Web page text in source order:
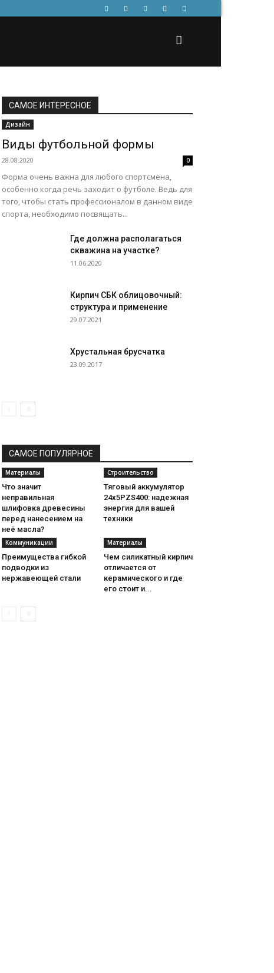
САМОЕ ИНТЕРЕСНОЕ
Дизайн
Виды футбольной формы
28.08.2020 0
Форма очень важна для любого спортсмена,
особенно когда речь заходит о футболе. Ведь для
того, чтобы стать профессионалом в данном виде
спорта, необходимо посвящать...
Где должна располагаться
скважина на участке?
11.06.2020
Кирпич СБК облицовочный:
структура и применение
29.07.2021
Хрустальная брусчатка
23.09.2017
САМОЕ ПОПУЛЯРНОЕ
Материалы
Что значит
неправильная
шлифовка древесины
перед нанесением на
неё масла?
Строительство
Тяговый аккумулятор
24х5PZS400: надежная
энергия для вашей
техники
Коммуникации
Преимущества гибкой
подводки из
нержавеющей стали
Материалы
Чем силикатный кирпич
отличается от
керамического и где
его стоит и...